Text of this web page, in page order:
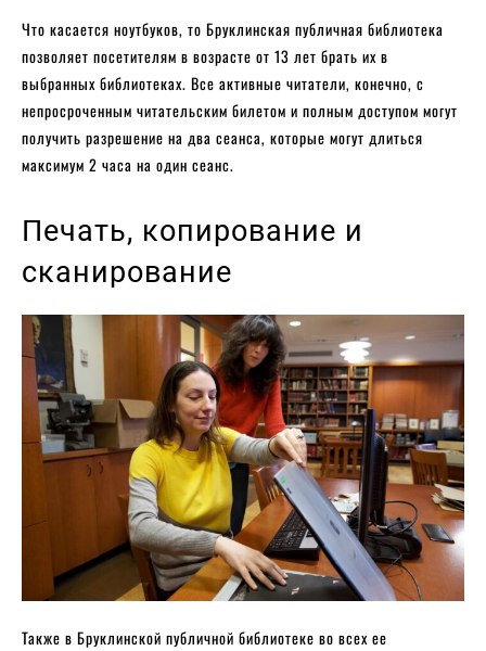
Что касается ноутбуков, то Бруклинская публичная библиотека
позволяет посетителям в возрасте от 13 лет брать их в
выбранных библиотеках. Все активные читатели, конечно, с
непросроченным читательским билетом и полным доступом могут
получить разрешение на два сеанса, которые могут длиться
максимум 2 часа на один сеанс.
Печать, копирование и
сканирование
Также в Бруклинской публичной библиотеке во всех ее